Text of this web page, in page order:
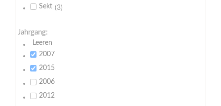
Sekt (3)
Jahrgang:
Leeren
2007
2015
2006
2012